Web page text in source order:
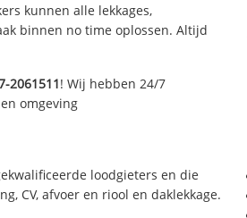
kunnen alle lekkages,
binnen no time oplossen. Altijd
2061511! Wij hebben 24/7
omgeving
loodgieters en die
CV, afvoer en riool en daklekkage.